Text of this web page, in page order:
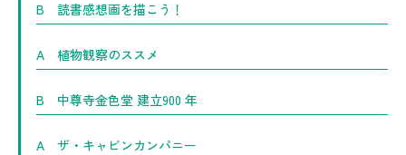
B 読書感想画を描こう！
A 植物観察のススメ
B 中尊寺金色堂 建立900 年
A ザ・キャビンカンパニー